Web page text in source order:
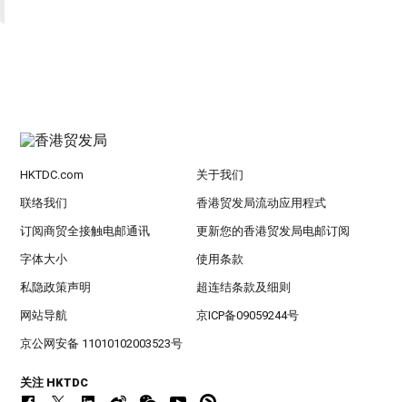
HKTDC.com 关于我们
联络我们 香港贸发局流动应用程式
订阅商贸全接触电邮通讯 更新您的香港贸发局电邮订阅
字体大小 使用条款
私隐政策声明 超连结条款及细则
网站导航 京ICP备09059244号
京公网安备 11010102003523号
关注 HKTDC